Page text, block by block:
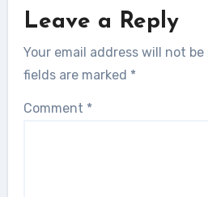
Leave a Reply
Your email address will not be
fields are marked *
Comment *